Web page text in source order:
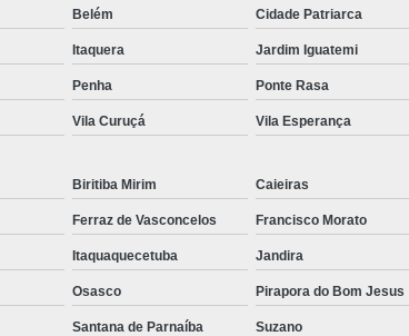
Pigmentação de Cabelo
Pigmentação na
Preenchimento Capilar
Preenchimento Capilar com
Preenchimento Capilar
Preenchimento Capilar na
Preenchimento Capilar
Tratamento de Calvície
Belém Cidade Patriarca
Itaquera Jardim Iguatemi
Penha Ponte Rasa
Vila Curuçá Vila Esperança
Biritiba Mirim Caieiras
Ferraz de Vasconcelos Francisco Morato
Itaquaquecetuba Jandira
Osasco Pirapora do Bom Jesus
Santana de Parnaíba Suzano